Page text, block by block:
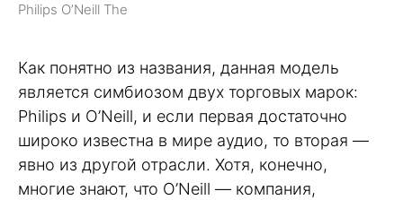
Philips O’Neill The
Как понятно из названия, данная модель
является симбиозом двух торговых марок:
Philips и O’Neill, и если первая достаточно
широко известна в мире аудио, то вторая —
явно из другой отрасли. Хотя, конечно,
многие знают, что O’Neill — компания,